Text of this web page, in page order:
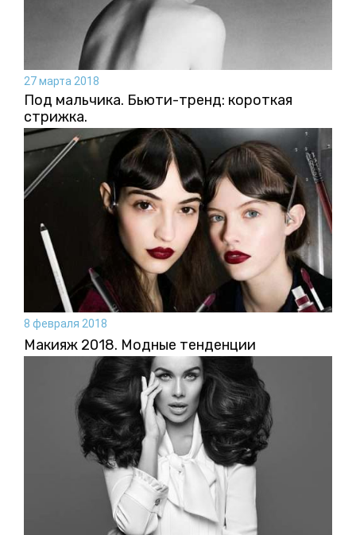
27 марта 2018
Под мальчика. Бьюти-тренд: короткая
стрижка.
8 февраля 2018
Макияж 2018. Модные тенденции